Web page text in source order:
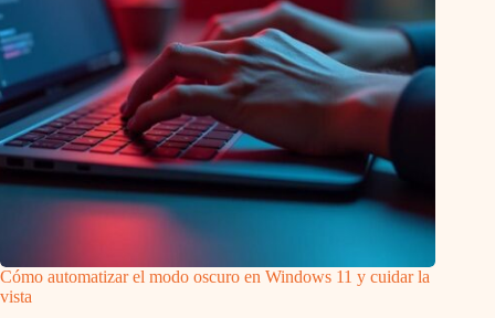
Cómo automatizar el modo oscuro en Windows 11 y cuidar la
vista